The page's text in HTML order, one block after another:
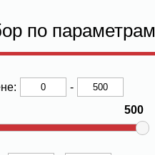
по параметрам
-
500